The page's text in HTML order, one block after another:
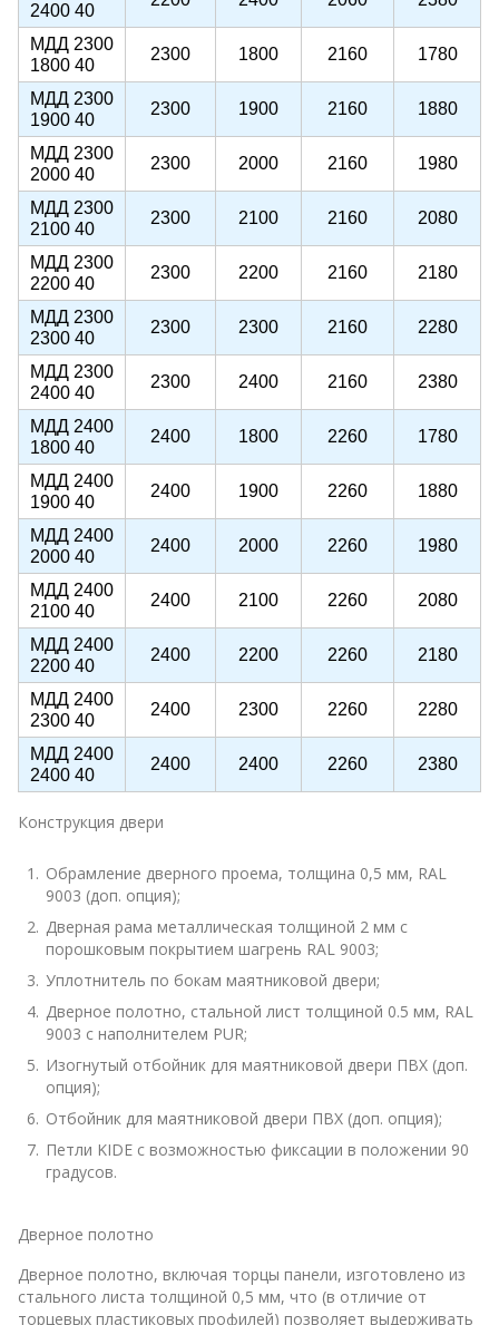
2400 40
МДД 2300
1800 40
2300 1800 2160 1780
МДД 2300
1900 40
2300 1900 2160 1880
МДД 2300
2000 40
2300 2000 2160 1980
МДД 2300
2100 40
2300 2100 2160 2080
МДД 2300
2200 40
2300 2200 2160 2180
МДД 2300
2300 40
2300 2300 2160 2280
МДД 2300
2400 40
2300 2400 2160 2380
МДД 2400
1800 40
2400 1800 2260 1780
МДД 2400
1900 40
2400 1900 2260 1880
МДД 2400
2000 40
2400 2000 2260 1980
МДД 2400
2100 40
2400 2100 2260 2080
МДД 2400
2200 40
2400 2200 2260 2180
МДД 2400
2300 40
2400 2300 2260 2280
МДД 2400
2400 40
2400 2400 2260 2380
Конструкция двери
Обрамление дверного проема, толщина 0,5 мм, RAL
9003 (доп. опция);
Дверная рама металлическая толщиной 2 мм с
порошковым покрытием шагрень RAL 9003;
Уплотнитель по бокам маятниковой двери;
Дверное полотно, стальной лист толщиной 0.5 мм, RAL
9003 с наполнителем PUR;
Изогнутый отбойник для маятниковой двери ПВХ (доп.
опция);
Отбойник для маятниковой двери ПВХ (доп. опция);
Петли KIDE с возможностью фиксации в положении 90
градусов.
Дверное полотно
Дверное полотно, включая торцы панели, изготовлено из
стального листа толщиной 0,5 мм, что (в отличие от
торцевых пластиковых профилей) позволяет выдерживать